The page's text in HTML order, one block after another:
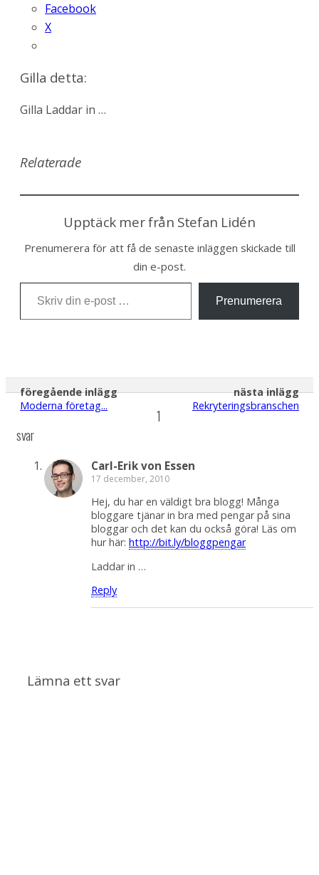
Facebook
X
Gilla detta:
Gilla Laddar in …
Relaterade
Upptäck mer från Stefan Lidén
Prenumerera för att få de senaste inläggen skickade till
din e-post.
Skriv din e-post …
Prenumerera
föregående inlägg
Moderna företag...
nästa inlägg
Rekryteringsbranschen
1
svar
Carl-Erik von Essen
17 december, 2010
Hej, du har en väldigt bra blogg! Många
bloggare tjänar in bra med pengar på sina
bloggar och det kan du också göra! Läs om
hur här: http://bit.ly/bloggpengar
Laddar in …
Reply
Lämna ett svar